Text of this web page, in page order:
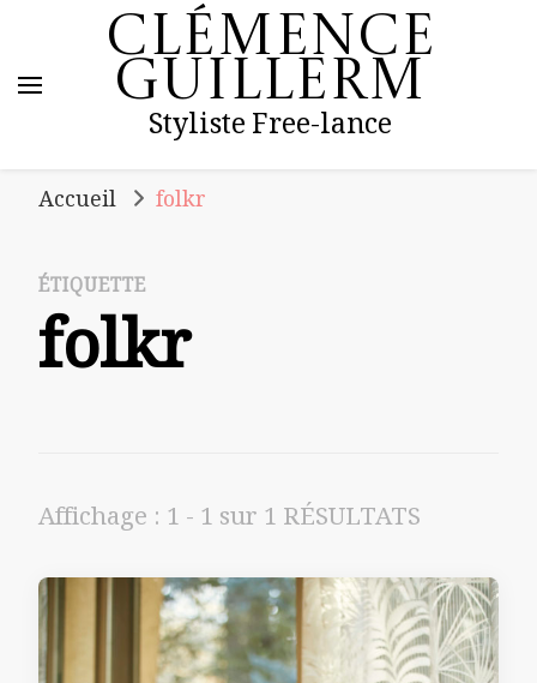
Clémence
Guillerm
Styliste Free-lance
Accueil folkr
ÉTIQUETTE
folkr
Affichage : 1 - 1 sur 1 RÉSULTATS